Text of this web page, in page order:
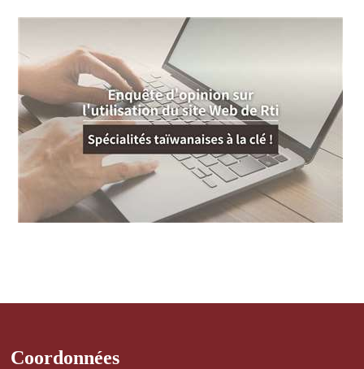
Coordonnées